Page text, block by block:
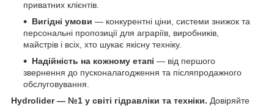
приватних клієнтів.
Вигідні умови — конкурентні ціни, системи знижок та
персональні пропозиції для аграріїв, виробників,
майстрів і всіх, хто шукає якісну техніку.
Надійність на кожному етапі — від першого
звернення до пусконалагодження та післяпродажного
обслуговування.
Hydrolider — №1 у світі гідравліки та техніки. Довіряйте